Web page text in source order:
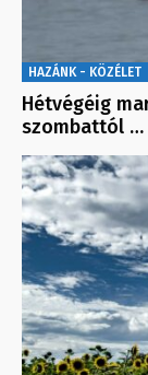
HAZÁNK - KÖZÉLET
Hétvégéig
szombattól …